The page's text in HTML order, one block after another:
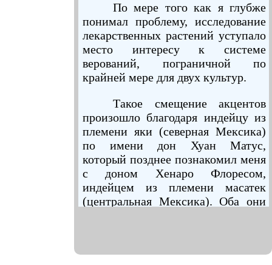
По мере того как я глубже
понимал проблему, исследование
лекарственных растений уступало
место интересу к системе
верований, пограничной по
крайней мере для двух культур.
Такое смещение акцентов
произошло благодаря индейцу из
племени яки (северная Мексика)
по имени дон Хуан Матус,
который позднее познакомил меня
с доном Хенаро Флоресом,
индейцем из племени масатек
(центральная Мексика). Оба они
формой медицины и психологии;